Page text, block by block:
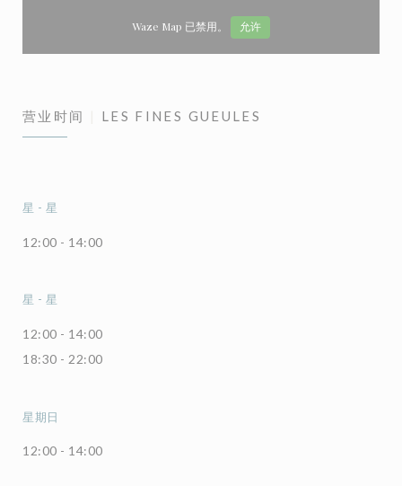
Waze Map 已禁用。 允许
营业时间 LES FINES GUEULES
星 - 星
12:00 - 14:00
星 - 星
12:00 - 14:00
18:30 - 22:00
星期日
12:00 - 14:00